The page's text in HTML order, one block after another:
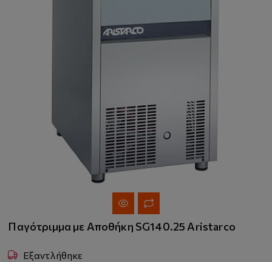
Παγότριμμα με Αποθήκη SG140.25 Aristarco
Εξαντλήθηκε